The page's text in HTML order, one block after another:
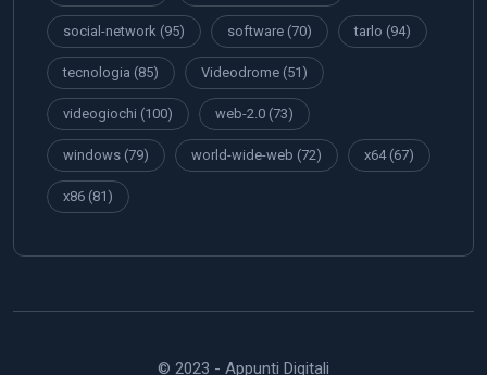
social-network (95) software (70) tarlo (94)
tecnologia (85) Videodrome (51)
videogiochi (100) web-2.0 (73)
windows (79) world-wide-web (72) x64(67)
x86 (81)
© 2023 - Appunti Digitali